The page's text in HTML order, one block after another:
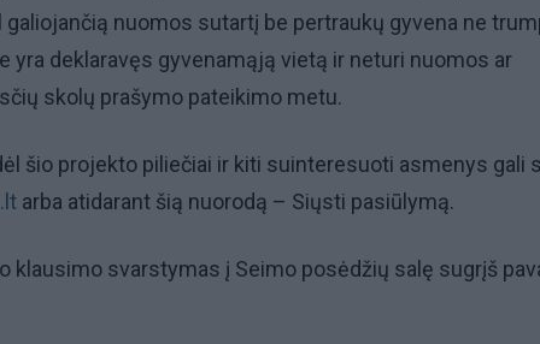
galiojančią nuomos sutartį be pertraukų gyvena ne
yra deklaravęs gyvenamąją vietą ir neturi nuomos ar
skolų prašymo pateikimo metu.
šio projekto piliečiai ir kiti suinteresuoti asmenys gali
arba atidarant šią nuorodą – Siųsti pasiūlymą.
klausimo svarstymas į Seimo posėdžių salę sugrįš